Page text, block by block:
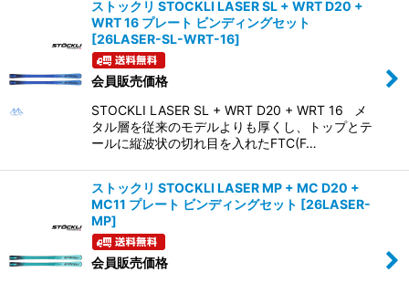
ストックリ STOCKLI LASER SL + WRT D20 +
WRT 16 プレート ビンディングセット
[26LASER-SL-WRT-16]
会員販売価格
STOCKLI LASER SL + WRT D20 + WRT 16 メ
タル層を従来のモデルよりも厚くし、トップとテ
ールに縦波状の切れ目を入れたFTC(F…
ストックリ STOCKLI LASER MP + MC D20 +
MC11 プレート ビンディングセット [26LASER-
MP]
会員販売価格